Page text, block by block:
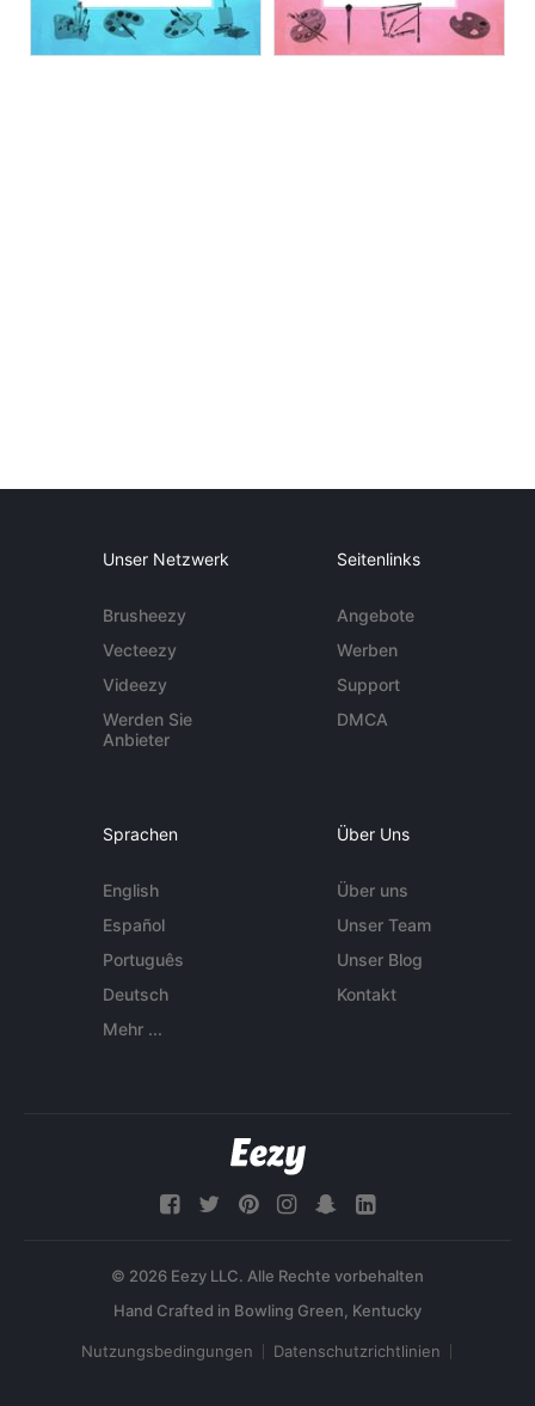
Unser Netzwerk
Brusheezy
Vecteezy
Videezy
Werden Sie
Anbieter
Seitenlinks
Angebote
Werben
Support
DMCA
Sprachen
English
Español
Português
Deutsch
Mehr ...
Über Uns
Über uns
Unser Team
Unser Blog
Kontakt
© 2026 Eezy LLC. Alle Rechte vorbehalten
Nutzungsbedingungen Datenschutzrichtlinien